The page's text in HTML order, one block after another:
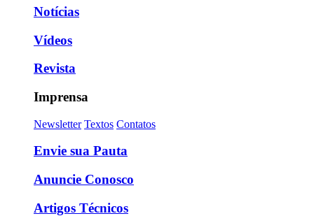
Notícias
Vídeos
Revista
Imprensa
Newsletter Textos Contatos
Envie sua Pauta
Anuncie Conosco
Artigos Técnicos